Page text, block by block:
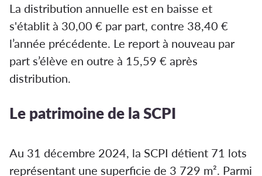
La distribution annuelle est en baisse et
s'établit à 30,00 € par part, contre 38,40 €
l’année précédente. Le report à nouveau par
part s’élève en outre à 15,59 € après
distribution.
Le patrimoine de la SCPI
Au 31 décembre 2024, la SCPI détient 71 lots
représentant une superficie de 3 729 m². Parmi